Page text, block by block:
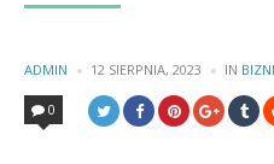
POSTED
BY
ADMIN 12 SIERPNIA, 2023 IN
IN
0